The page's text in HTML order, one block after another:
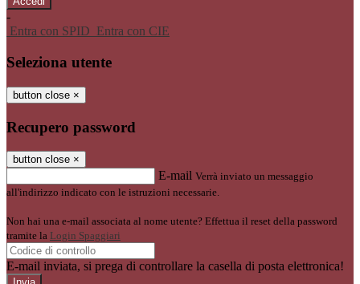
-
Entra con SPID Entra con CIE
Seleziona utente
button close ×
Recupero password
button close ×
E-mail Verrà inviato un messaggio
all'indirizzo indicato con le istruzioni necessarie.
Non hai una e-mail associata al nome utente? Effettua il reset della password
tramite la Login Spaggiari
E-mail inviata, si prega di controllare la casella di posta elettronica!